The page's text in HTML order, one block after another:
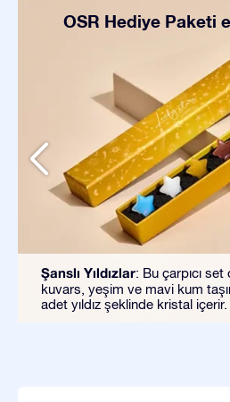
OSR Hediye Paketi
Şanslı Yıldızlar: Bu çarpıcı set
kuvars, yeşim ve mavi kum
adet yıldız şeklinde kristal içerir.